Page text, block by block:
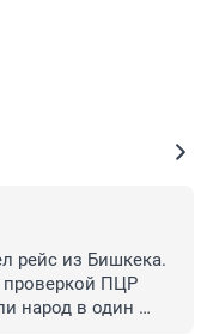
рейс из Бишкека.
проверкой ПЦР
народ в один